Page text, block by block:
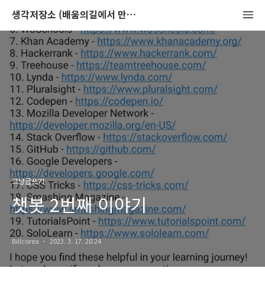
생각저장소 (배움의길에서 만나는 이야기)
그냥글쓰기
챗봇 2번째 이야기
Billcorea 2023. 3. 17. 20:24